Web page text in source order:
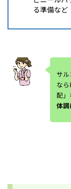
る準備など
サル
な
配」
体